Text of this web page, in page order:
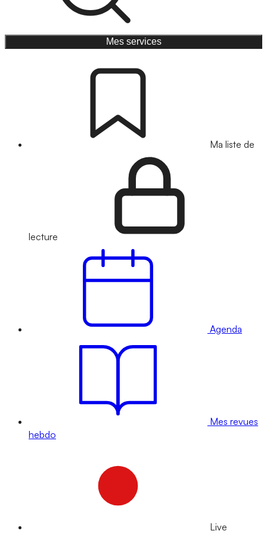
Mes services
Ma liste de
lecture
Agenda
Mes revues
hebdo
Live